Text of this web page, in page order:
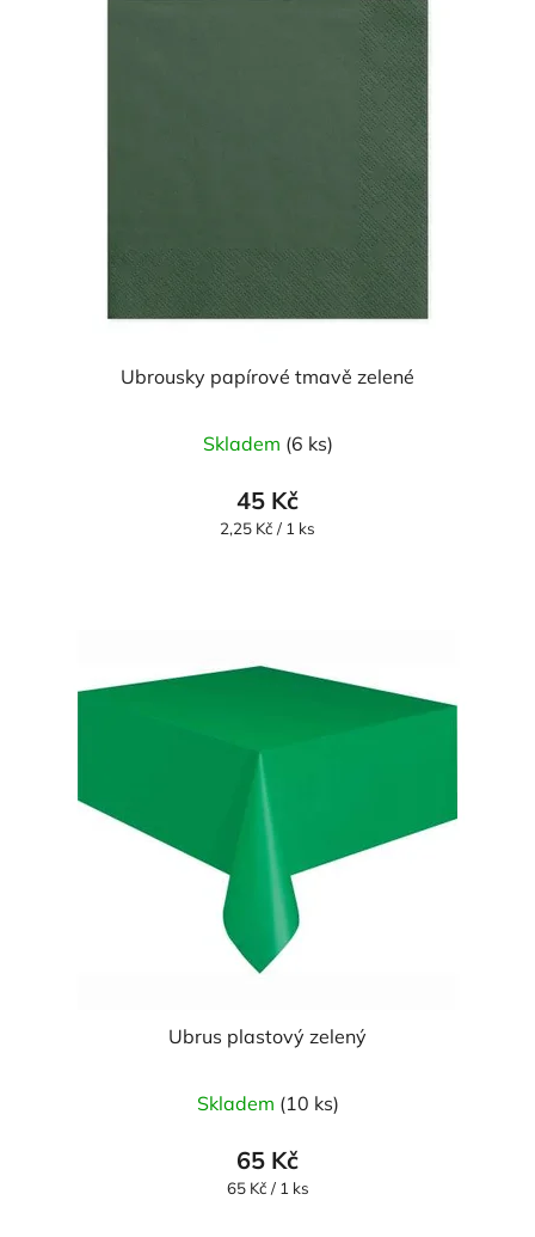
Ubrousky papírové tmavě zelené
Skladem (6 ks)
45 Kč
Měrná
2,25 Kč / 1 ks
Ubrus plastový zelený
Skladem (10 ks)
65 Kč
Měrná
65 Kč / 1 ks